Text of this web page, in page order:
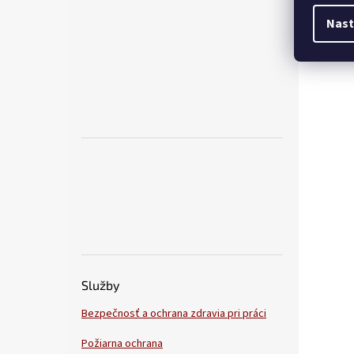
Služby
Bezpečnosť a ochrana zdravia pri práci
Požiarna ochrana